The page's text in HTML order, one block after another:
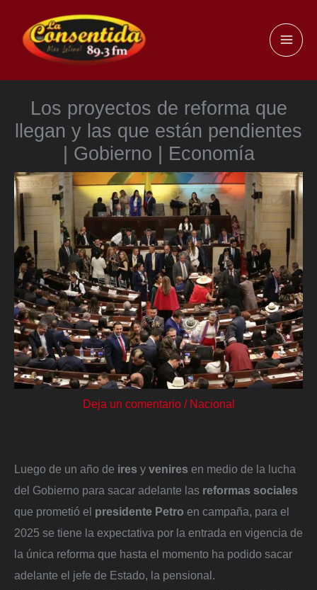
contenido
Los proyectos de reforma que
llegan y las que están pendientes
| Gobierno | Economía
Deja un comentario / Nacional
Luego de un año de ires y venires en medio de la lucha
del Gobierno para sacar adelante las reformas sociales
que prometió el presidente Petro en campaña, para el
2025 se tiene la expectativa por la entrada en vigencia de
la única reforma que hasta el momento ha podido sacar
adelante el jefe de Estado, la pensional.